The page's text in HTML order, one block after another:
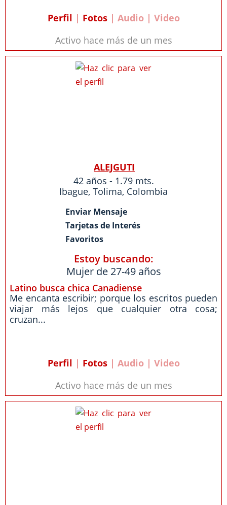
Perfil | Fotos| Audio | Video
Activo hace más de un mes
ALEJGUTI
42 años - 1.79 mts.
Ibague, Tolima, Colombia
Enviar Mensaje
Tarjetas de Interés
Favoritos
Estoy buscando:
Mujer de 27-49 años
Latino busca chica Canadiense
Me encanta escribir; porque los escritos pueden
viajar más lejos que cualquier otra cosa;
cruzan...
Perfil | Fotos| Audio | Video
Activo hace más de un mes